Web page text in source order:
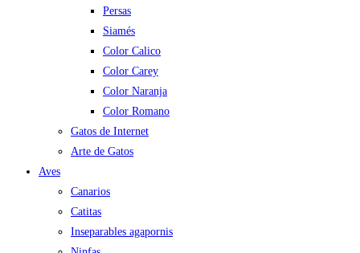
Persas
Siamés
Color Calico
Color Carey
Color Naranja
Color Romano
Gatos de Internet
Arte de Gatos
Aves
Canarios
Catitas
Inseparables agapornis